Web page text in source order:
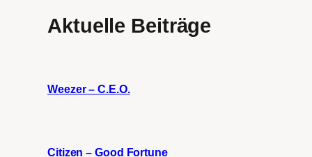
Aktuelle Beiträge
Weezer – C.E.O.
Citizen – Good Fortune